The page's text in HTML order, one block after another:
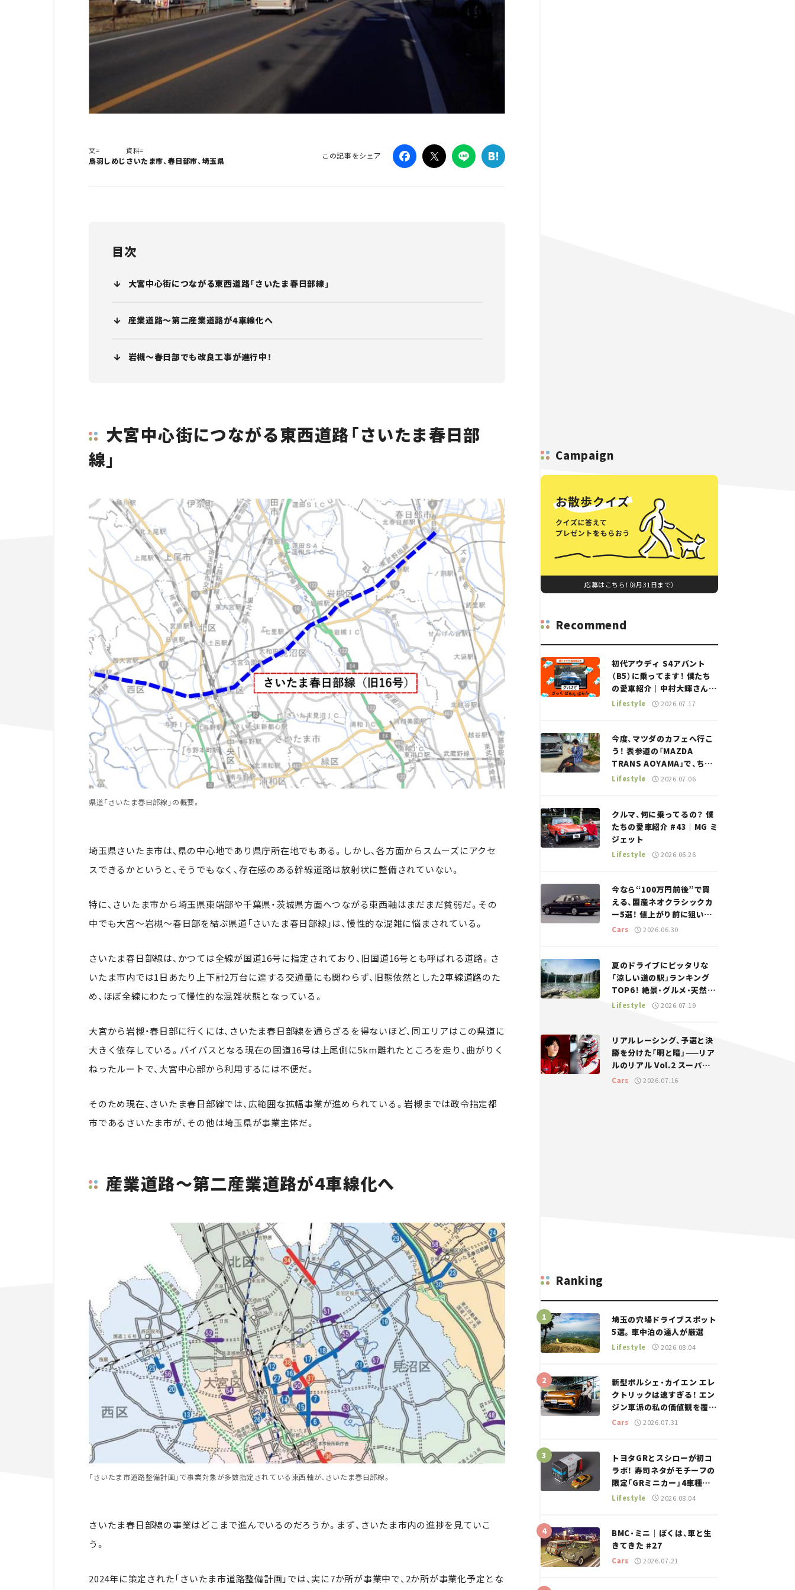
文=
鳥羽しめじ
資料=
さいたま市、春日部市、埼玉県
この記事をシェア
目次
大宮中心街につながる東西道路「さいたま春日部線」
産業道路～第二産業道路が4車線化へ
岩槻～春日部でも改良工事が進行中！
大宮中心街につながる東西道路「さいたま春日部
線」
県道「さいたま春日部線」の概要。
埼玉県さいたま市は、県の中心地であり県庁所在地でもある。しかし、各方面からスムーズにアクセ
スできるかというと、そうでもなく、存在感のある幹線道路は放射状に整備されていない。
特に、さいたま市から埼玉県東端部や千葉県・茨城県方面へつながる東西軸はまだまだ貧弱だ。その
中でも大宮～岩槻～春日部を結ぶ県道「さいたま春日部線」は、慢性的な混雑に悩まされている。
さいたま春日部線は、かつては全線が国道16号に指定されており、旧国道16号とも呼ばれる道路。さ
いたま市内では1日あたり上下計2万台に達する交通量にも関わらず、旧態依然とした2車線道路のた
め、ほぼ全線にわたって慢性的な混雑状態となっている。
大宮から岩槻・春日部に行くには、さいたま春日部線を通らざるを得ないほど、同エリアはこの県道に
大きく依存している。バイパスとなる現在の国道16号は上尾側に5km離れたところを走り、曲がりく
ねったルートで、大宮中心部から利用するには不便だ。
そのため現在、さいたま春日部線では、広範囲な拡幅事業が進められている。岩槻までは政令指定都
市であるさいたま市が、その他は埼玉県が事業主体だ。
産業道路～第二産業道路が4車線化へ
「さいたま市道路整備計画」で事業対象が多数指定されている東西軸が、さいたま春日部線。
さいたま春日部線の事業はどこまで進んでいるのだろうか。まず、さいたま市内の進捗を見ていこ
う。
2024年に策定された「さいたま市道路整備計画」では、実に7か所が事業中で、2か所が事業化予定とな
Campaign
応募はこちら！（8月31日まで）
Recommend
初代アウディ S4アバント
（B5）に乗ってます！ 僕たち
の愛車紹介｜中村大輝さん
——瀬イオナと嶋田智之の
Lifestyle 2026.07.17
今度、マツダのカフェへ行こ
う！ 表参道の「MAZDA
TRANS AOYAMA」で、ちょ
っとひと息。——連載｜CCG
Lifestyle 2026.07.06
クルマ、何に乗ってるの？ 僕
たちの愛車紹介 #43｜MG ミ
ジェット
Lifestyle 2026.06.26
今なら“100万円前後”で買
える、国産ネオクラシックカ
ー5選！ 値上がり前に狙いた
い、中古車探しをお手伝い――ち
Cars 2026.06.30
夏のドライブにピッタリな
「涼しい道の駅」ランキング
TOP6！ 絶景・グルメ・天然ク
ーラーなど、避暑におすすめ
Lifestyle 2026.07.19
リアルレーシング、予選と決
勝を分けた「明と暗」——リア
ルのリアル Vol.2 スーパー
GT 2026開幕戦 岡山国際サ
Cars 2026.07.16
Ranking
埼玉の穴場ドライブスポット
5選。車中泊の達人が厳選
Lifestyle 2026.08.04
新型ポルシェ・カイエン エレ
クトリックは速すぎる！ エン
ジン車派の私の価値観を覆し
た、新しいポルシェの走り。
Cars 2026.07.31
トヨタGRとスシローが初コ
ラボ！ 寿司ネタがモチーフの
限定「GRミニカー」4車種が
登場。入手方法は？【クルマ
Lifestyle 2026.08.04
BMC・ミニ｜ぼくは、車と生
きてきた #27
Cars 2026.07.21